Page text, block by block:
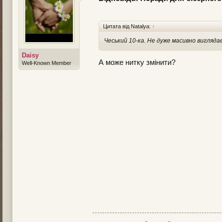
Daisy
Well-Known Member
Цитата від Natalya: ↑
Чеський 10-ка. Не дуже масивно
А може нитку змінити?